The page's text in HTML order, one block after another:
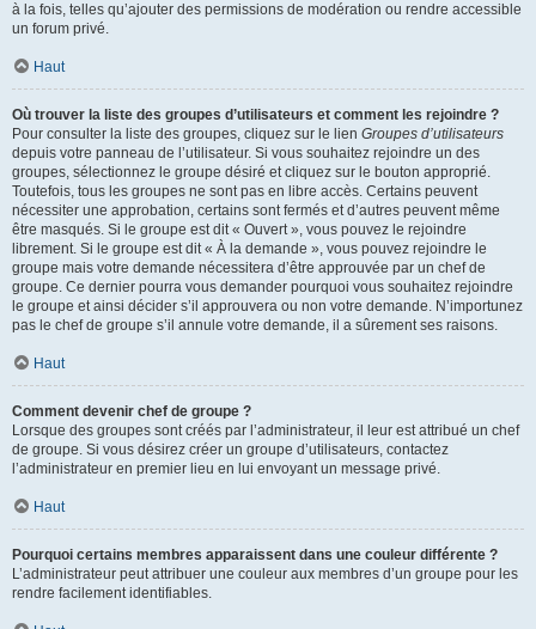
à la fois, telles qu’ajouter des permissions de modération ou rendre accessible
un forum privé.
Haut
Où trouver la liste des groupes d’utilisateurs et comment les rejoindre ?
Pour consulter la liste des groupes, cliquez sur le lien Groupes d’utilisateurs
depuis votre panneau de l’utilisateur. Si vous souhaitez rejoindre un des
groupes, sélectionnez le groupe désiré et cliquez sur le bouton approprié.
Toutefois, tous les groupes ne sont pas en libre accès. Certains peuvent
nécessiter une approbation, certains sont fermés et d’autres peuvent même
être masqués. Si le groupe est dit « Ouvert », vous pouvez le rejoindre
librement. Si le groupe est dit « À la demande », vous pouvez rejoindre le
groupe mais votre demande nécessitera d’être approuvée par un chef de
groupe. Ce dernier pourra vous demander pourquoi vous souhaitez rejoindre
le groupe et ainsi décider s’il approuvera ou non votre demande. N’importunez
pas le chef de groupe s’il annule votre demande, il a sûrement ses raisons.
Haut
Comment devenir chef de groupe ?
Lorsque des groupes sont créés par l’administrateur, il leur est attribué un chef
de groupe. Si vous désirez créer un groupe d’utilisateurs, contactez
l’administrateur en premier lieu en lui envoyant un message privé.
Haut
Pourquoi certains membres apparaissent dans une couleur différente ?
L’administrateur peut attribuer une couleur aux membres d’un groupe pour les
rendre facilement identifiables.